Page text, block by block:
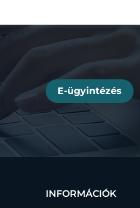
E-ügyintézés
INFORMÁCIÓK